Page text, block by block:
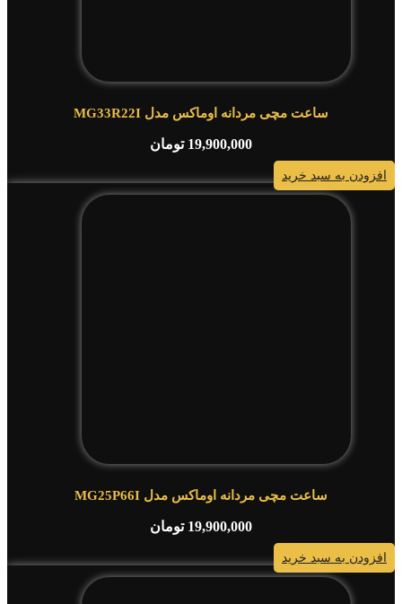
ساعت مچی مردانه اوماکس مدل MG33R22I
19,900,000 تومان
افزودن به سبد خرید
ساعت مچی مردانه اوماکس مدل MG25P66I
19,900,000 تومان
افزودن به سبد خرید